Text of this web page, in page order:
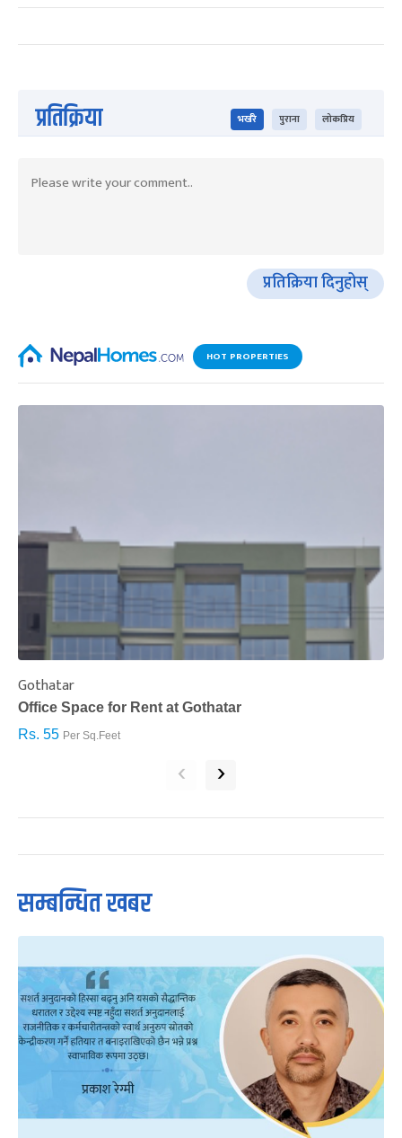
प्रतिक्रिया भर्खरै पुराना लोकप्रिय
प्रतिक्रिया दिनुहोस्
HOT PROPERTIES
Gothatar
Office Space for Rent at Gothatar
Rs. 55 Per Sq.Feet
‹ ›
सम्बन्धित खबर